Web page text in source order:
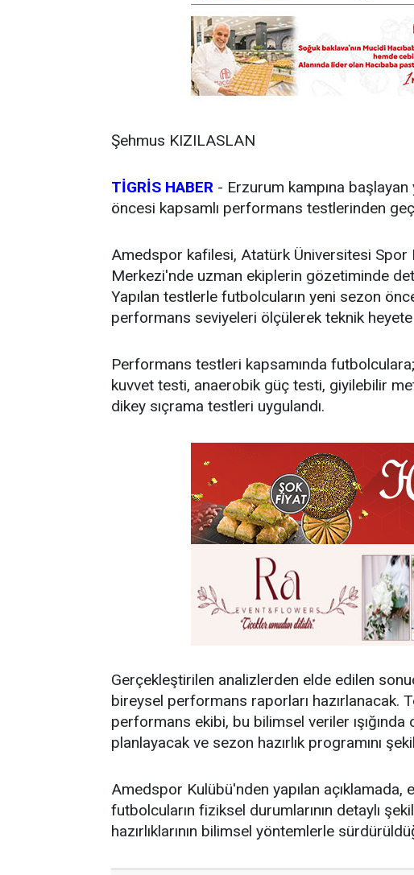
Şehmus KIZILASLAN
TİGRİS HABER - Erzurum kampına başlayan
öncesi kapsamlı performans testlerinden
Amedspor kafilesi, Atatürk Üniversitesi Spor
Merkezi'nde uzman ekiplerin gözetiminde
Yapılan testlerle futbolcuların yeni sezon
performans seviyeleri ölçülerek teknik
Performans testleri kapsamında
kuvvet testi, anaerobik güç testi, giyilebilir
dikey sıçrama testleri uygulandı.
Gerçekleştirilen analizlerden elde edilen
bireysel performans raporları hazırlanacak.
performans ekibi, bu bilimsel veriler
planlayacak ve sezon hazırlık programını
Amedspor Kulübü'nden yapılan
futbolcuların fiziksel durumlarının detaylı
hazırlıklarının bilimsel yöntemlerle